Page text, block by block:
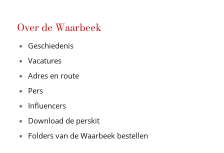
Over de Waarbeek
Geschiedenis
Vacatures
Adres en route
Pers
Influencers
Download de perskit
Folders van de Waarbeek bestellen